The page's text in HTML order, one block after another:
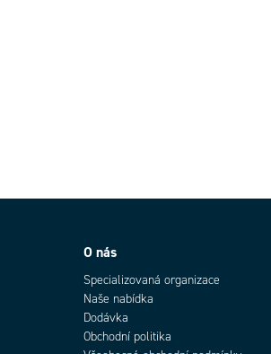
O nás
Specializovaná organizace
Naše nabídka
Dodávka
Obchodní politika